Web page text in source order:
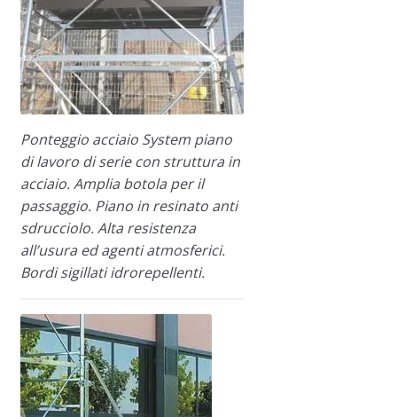
Ponteggio acciaio System piano
di lavoro di serie con struttura in
acciaio. Amplia botola per il
passaggio. Piano in resinato anti
sdrucciolo. Alta resistenza
all’usura ed agenti atmosferici.
Bordi sigillati idrorepellenti.